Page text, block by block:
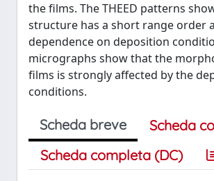
the films. The THEED patterns
structure has a short range order
dependence on deposition
micrographs show that the
films is strongly affected by the
conditions.
Scheda breve
Scheda
Scheda completa (DC)